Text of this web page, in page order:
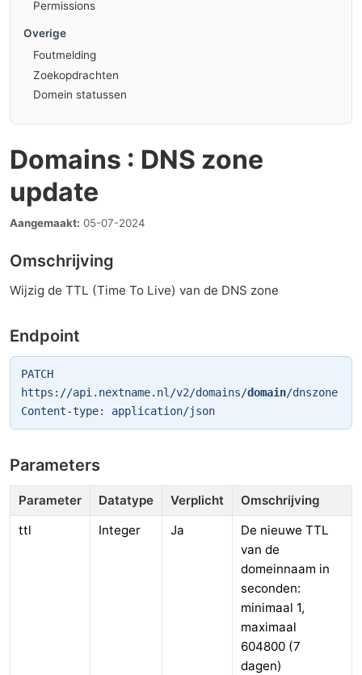
Permissions
Overige
Foutmelding
Zoekopdrachten
Domein statussen
Domains : DNS zone
update
Aangemaakt: 05-07-2024
Omschrijving
Wijzig de TTL (Time To Live) van de DNS zone
Endpoint
PATCH
https://api.nextname.nl/v2/domains/domain/dnszone
Content-type: application/json
Parameters
Parameter Datatype Verplicht
Omschrijving
ttl
Integer Ja
De nieuwe TTL
van de
domeinnaam in
seconden:
minimaal 1,
maximaal
604800 (7
dagen)